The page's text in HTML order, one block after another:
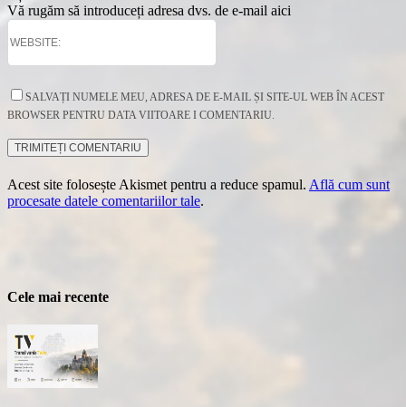
Vă rugăm să introduceți adresa dvs. de e-mail aici
SALVAȚI NUMELE MEU, ADRESA DE E-MAIL ȘI SITE-UL WEB ÎN ACEST
BROWSER PENTRU DATA VIITOARE I COMENTARIU.
Acest site folosește Akismet pentru a reduce spamul. Află cum sunt
procesate datele comentariilor tale.
Cele mai recente